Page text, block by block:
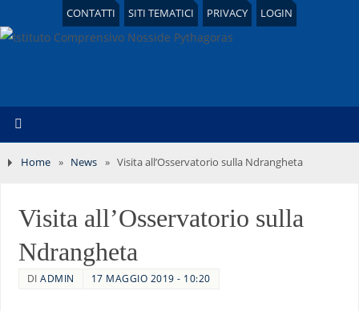
CONTATTI SITI TEMATICI PRIVACY LOGIN
Home » News » Visita all’Osservatorio sulla Ndrangheta
Visita all’Osservatorio sulla
Ndrangheta
DIADMIN 17 MAGGIO 2019 - 10:20